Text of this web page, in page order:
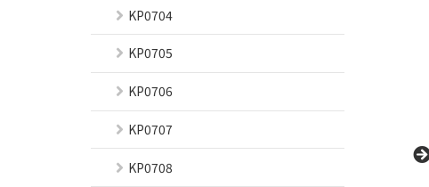
KP0704
KP0705
KP0706
KP0707
KP0708